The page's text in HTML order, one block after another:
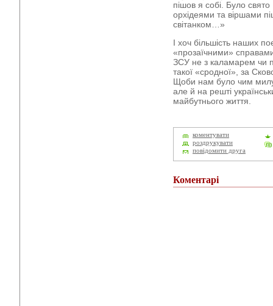
пішов я собі. Було
орхідеями та віршами
світанком…»
І хоч більшість наших
«прозаїчними»
ЗСУ не з каламарем чи
такої «сродної», за
Щоби нам було чим
але й на решті
майбутнього життя.
коментувати
роздрукувати
повідомити друга
Коментарі